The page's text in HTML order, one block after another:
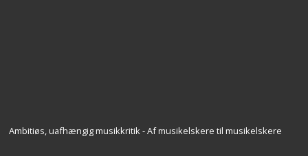
Ambitiøs, uafhængig musikkritik - Af musikelskere til musikelskere